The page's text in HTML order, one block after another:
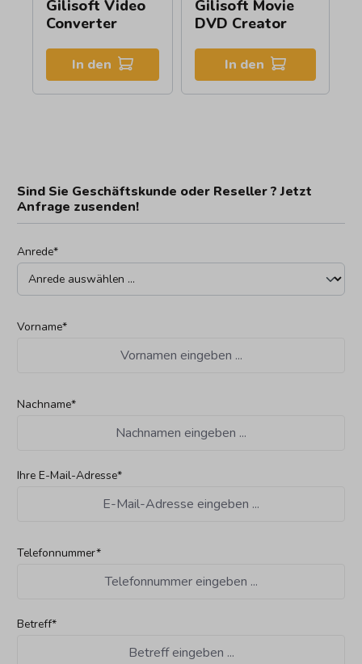
Gilisoft Video
Converter
In den
Gilisoft Movie
DVD Creator
In den
Sind Sie Geschäftskunde oder Reseller ? Jetzt
Anfrage zusenden!
Anrede*
Vorname*
Nachname*
Ihre E-Mail-Adresse*
Telefonnummer*
Betreff*